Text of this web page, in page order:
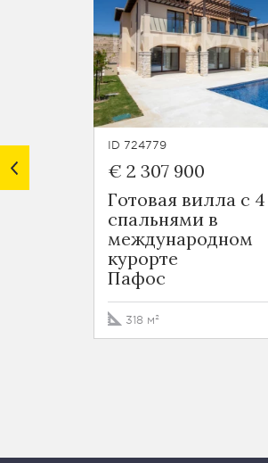
ID 724779
€ 2 307 900
Готовая вилла с 4
спальнями в
международном
курорте
Пафос
318 м²